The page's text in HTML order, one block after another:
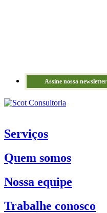
Assine nossa newsletter
Serviços
Quem somos
Nossa equipe
Trabalhe conosco